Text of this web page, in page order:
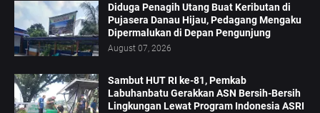
Diduga Penagih Utang Buat Keributan di
Pujasera Danau Hijau, Pedagang Mengaku
Dipermalukan di Depan Pengunjung
August 07, 2026
Sambut HUT RI ke-81, Pemkab
Labuhanbatu Gerakkan ASN Bersih-Bersih
Lingkungan Lewat Program Indonesia ASRI